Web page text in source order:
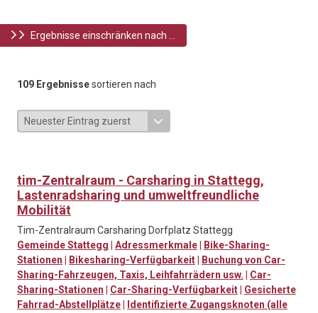
Ergebnisse einschränken nach ...
109 Ergebnissesortieren nach
tim-Zentralraum - Carsharing in Stattegg,
Lastenradsharing und umweltfreundliche
Mobilität
Tim-Zentralraum Carsharing Dorfplatz Stattegg
Gemeinde Stattegg
Adressmerkmale
Bike-Sharing-
Stationen
Bikesharing-Verfügbarkeit
Buchung von Car-
Sharing-Fahrzeugen, Taxis, Leihfahrrädern usw.
Car-
Sharing-Stationen
Car-Sharing-Verfügbarkeit
Gesicherte
Fahrrad-Abstellplätze
Identifizierte Zugangsknoten (alle